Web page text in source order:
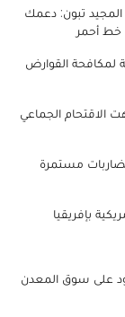
المجيد تبون: دعمك
خط أحمر
لمكافحة القوارض
الاقتحام الجماعي
مستمرة
بإفريقيا
على سوق المعدن